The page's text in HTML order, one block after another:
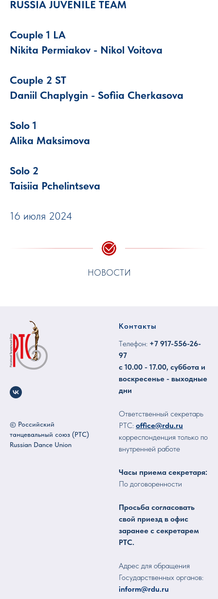
RUSSIA JUVENILE TEAM
Couple 1 LA
Nikita Permiakov - Nikol Voitova
Couple 2 ST
Daniil Chaplygin - Sofiia Cherkasova
Solo 1
Alika Maksimova
Solo 2
Taisiia Pchelintseva
16 июля 2024
НОВОСТИ
© Российский
танцевальный союз (РТС)
Russian Dance Union
Контакты
Tелефон: +7 917-556-26-
97
с 10.00 - 17.00, суббота и
воскресенье - выходные
дни
Ответственный секретарь
РТС: office@rdu.ru
корреспонденция только по
внутренней работе
Часы приема секретаря:
По договоренности
Просьба согласовать
свой приезд в офис
заранее с секретарем
РТС.
Адрес для обращения
Государственных органов:
inform@rdu.ru